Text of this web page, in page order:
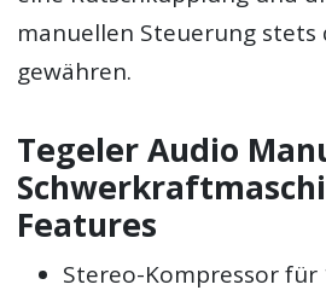
manuellen Steuerung stets
gewähren.
Tegeler Audio
Features
Stereo-Kompressor für